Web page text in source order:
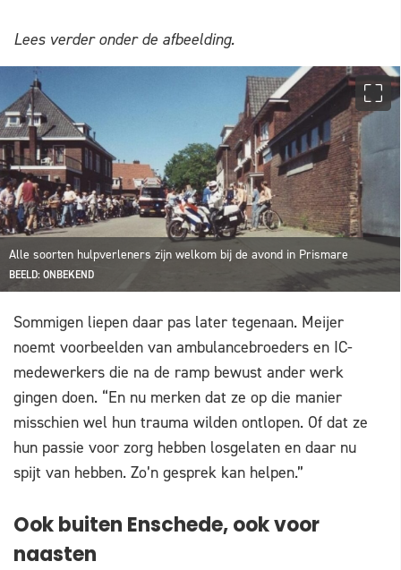
Lees verder onder de afbeelding.
Alle soorten hulpverleners zijn welkom bij de avond in Prismare
BEELD: ONBEKEND
Sommigen liepen daar pas later tegenaan. Meijer
noemt voorbeelden van ambulancebroeders en IC-
medewerkers die na de ramp bewust ander werk
gingen doen. “En nu merken dat ze op die manier
misschien wel hun trauma wilden ontlopen. Of dat ze
hun passie voor zorg hebben losgelaten en daar nu
spijt van hebben. Zo’n gesprek kan helpen.”
Ook buiten Enschede, ook voor
naasten